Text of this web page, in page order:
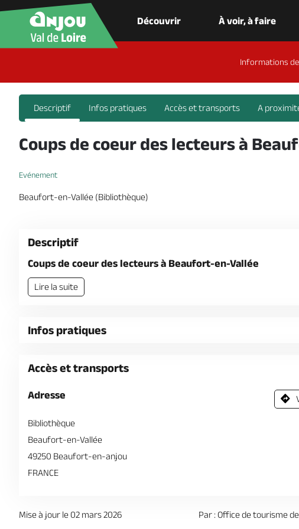
Découvrir À voir, à faire
Informations
Descriptif Infos pratiques Accès et transports A
Coups de coeur des lecteurs à
Evénement
Beaufort-en-Vallée (Bibliothèque)
Descriptif
Coups de coeur des lecteurs à Beaufort-en-Vallée
Lire la suite
Infos pratiques
Accès et transports
Adresse
Bibliothèque
Beaufort-en-Vallée
49250 Beaufort-en-anjou
FRANCE
Mise à jour le 02 mars 2026 Par : Office de tourisme